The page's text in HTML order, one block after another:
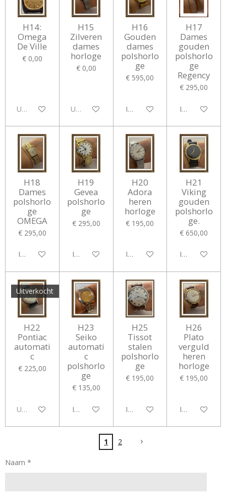
H14:
Omega
De Ville
€ 0,00
Uitverkocht
H15
Zilveren
dames
horloge
€ 0,00
Uitverkocht
H16
Gouden
dames
polshorlo
ge
€ 595,00
In winkelwagen
H17
Dames
gouden
polshorlo
ge
Regency
€ 295,00
In
H18
Dames
polshorlo
ge
OMEGA
€ 295,00
In winkelwagen
H19
Gevea
polshorlo
ge
€ 295,00
In winkelwagen
H20
Adora
heren
horloge
€ 195,00
In winkelwagen
H21
Viking
gouden
polshorlo
ge.
€ 650,00
In
Uitverkocht
H22
Pontiac
automati
c
€ 225,00
Uitverkocht
H23
Seiko
automati
c
polshorlo
ge
€ 135,00
In winkelwagen
H25
Tissot
stalen
polshorlo
ge
€ 195,00
In winkelwagen
H26
Plato
verguld
heren
horloge
€ 195,00
In
1 2
Naam *